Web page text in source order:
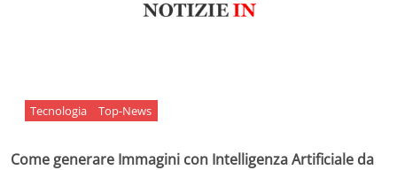
Tecnologia Top-News
Come generare Immagini con Intelligenza Artificiale da